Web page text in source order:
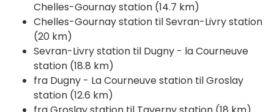
Chelles-Gournay station (14.7 km)
Chelles-Gournay station til Sevran-Livry station
(20 km)
Sevran-Livry station til Dugny - la Courneuve
station (18.8 km)
fra Dugny - La Courneuve station til Groslay
station (12.6 km)